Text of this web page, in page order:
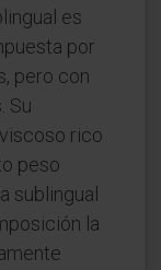
es
por
pero con
Su
rico
peso
sublingual
la